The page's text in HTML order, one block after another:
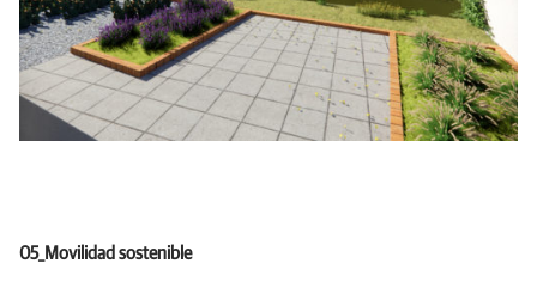
05_Movilidad sostenible